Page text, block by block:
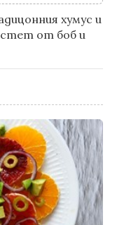
хумус и
от боб и